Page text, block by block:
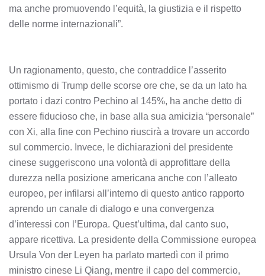
ma anche promuovendo l’equità, la giustizia e il rispetto
delle norme internazionali”.
Un ragionamento, questo, che contraddice l’asserito
ottimismo di Trump delle scorse ore che, se da un lato ha
portato i dazi contro Pechino al 145%, ha anche detto di
essere fiducioso che, in base alla sua amicizia “personale”
con Xi, alla fine con Pechino riuscirà a trovare un accordo
sul commercio. Invece, le dichiarazioni del presidente
cinese suggeriscono una volontà di approfittare della
durezza nella posizione americana anche con l’alleato
europeo, per infilarsi all’interno di questo antico rapporto
aprendo un canale di dialogo e una convergenza
d’interessi con l’Europa. Quest’ultima, dal canto suo,
appare ricettiva. La presidente della Commissione europea
Ursula Von der Leyen ha parlato martedì con il primo
ministro cinese Li Qiang, mentre il capo del commercio,